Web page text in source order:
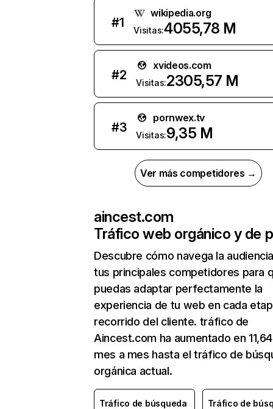
#1
wikipedia.org
Visitas:4055,78 M
#2
xvideos.com
Visitas:2305,57 M
#3
pornwex.tv
Visitas:9,35 M
Ver más competidores →
aincest.com
Tráfico web orgánico y de
Descubre cómo navega la
tus principales competidores para
puedas adaptar perfectamente la
experiencia de tu web en cada
recorrido del cliente. tráfico de
Aincest.com ha aumentado en
mes a mes hasta el tráfico de
orgánica actual.
Tráfico de búsqueda
Tráfico de